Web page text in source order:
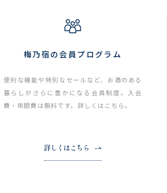
梅乃宿の会員プログラム
便利な機能や特別なセールなど、お酒のある
暮らしがさらに豊かになる会員制度。入会
費・年間費は無料です。詳しくはこちら。
詳しくはこちら